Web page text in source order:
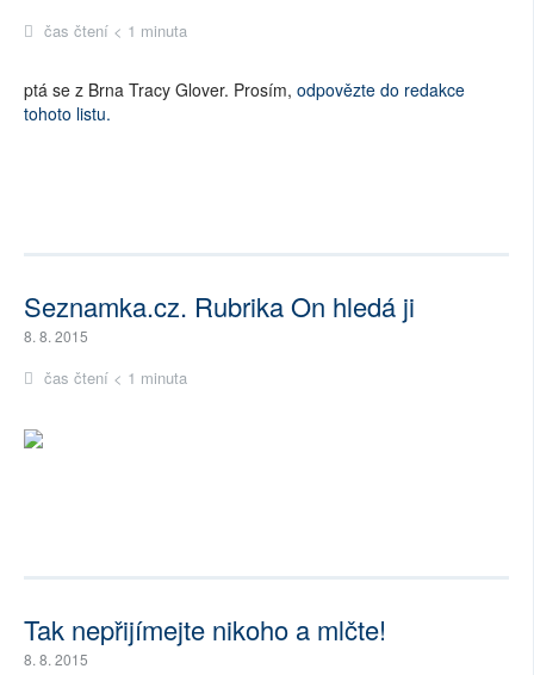
čas čtení < 1 minuta
ptá se z Brna Tracy Glover. Prosím, odpovězte do redakce
tohoto listu.
Seznamka.cz. Rubrika On hledá ji
8. 8. 2015
čas čtení < 1 minuta
Tak nepřijímejte nikoho a mlčte!
8. 8. 2015